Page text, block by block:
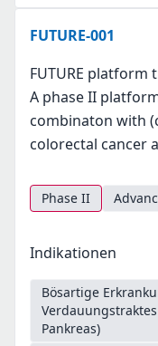
FUTURE-001
FUTURE platform
A phase II
combinaton with
colorectal cancer
Phase II
Indikationen
Bösartige
Pankreas)